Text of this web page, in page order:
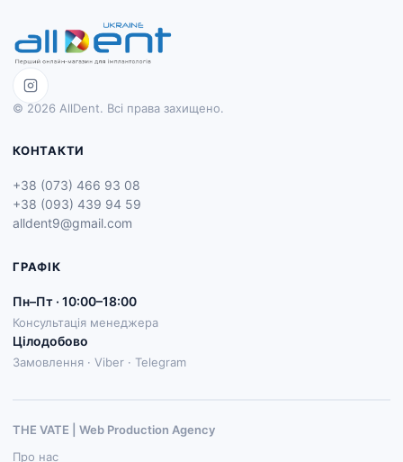
© 2026 AllDent. Всі права захищено.
КОНТАКТИ
+38 (073) 466 93 08
+38 (093) 439 94 59
alldent9@gmail.com
ГРАФІК
Пн–Пт · 10:00–18:00
Консультація менеджера
Цілодобово
Замовлення · Viber · Telegram
THE VATE | Web Production Agenсy
Про нас